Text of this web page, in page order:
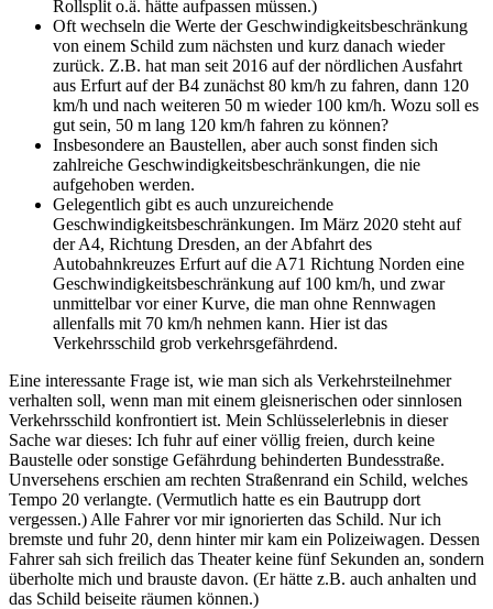
Rollsplit o.ä. hätte aufpassen müssen.)
Oft wechseln die Werte der Geschwindigkeitsbeschränkung
von einem Schild zum nächsten und kurz danach wieder
zurück. Z.B. hat man seit 2016 auf der nördlichen Ausfahrt
aus Erfurt auf der B4 zunächst 80 km/h zu fahren, dann 120
km/h und nach weiteren 50 m wieder 100 km/h. Wozu soll es
gut sein, 50 m lang 120 km/h fahren zu können?
Insbesondere an Baustellen, aber auch sonst finden sich
zahlreiche Geschwindigkeitsbeschränkungen, die nie
aufgehoben werden.
Gelegentlich gibt es auch unzureichende
Geschwindigkeitsbeschränkungen. Im März 2020 steht auf
der A4, Richtung Dresden, an der Abfahrt des
Autobahnkreuzes Erfurt auf die A71 Richtung Norden eine
Geschwindigkeitsbeschränkung auf 100 km/h, und zwar
unmittelbar vor einer Kurve, die man ohne Rennwagen
allenfalls mit 70 km/h nehmen kann. Hier ist das
Verkehrsschild grob verkehrsgefährdend.
Eine interessante Frage ist, wie man sich als Verkehrsteilnehmer
verhalten soll, wenn man mit einem gleisnerischen oder sinnlosen
Verkehrsschild konfrontiert ist. Mein Schlüsselerlebnis in dieser
Sache war dieses: Ich fuhr auf einer völlig freien, durch keine
Baustelle oder sonstige Gefährdung behinderten Bundesstraße.
Unversehens erschien am rechten Straßenrand ein Schild, welches
Tempo 20 verlangte. (Vermutlich hatte es ein Bautrupp dort
vergessen.) Alle Fahrer vor mir ignorierten das Schild. Nur ich
bremste und fuhr 20, denn hinter mir kam ein Polizeiwagen. Dessen
Fahrer sah sich freilich das Theater keine fünf Sekunden an, sondern
überholte mich und brauste davon. (Er hätte z.B. auch anhalten und
das Schild beiseite räumen können.)